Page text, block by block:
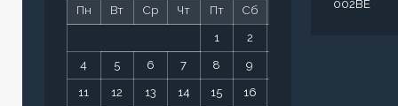
Пн Вт Ср Чт Пт Сб
1 2
4 5 6 7 8 9
11 12 13 14 15 16
002BE